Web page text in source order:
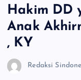
Hakim DD
Anak
, KY
Redaksi